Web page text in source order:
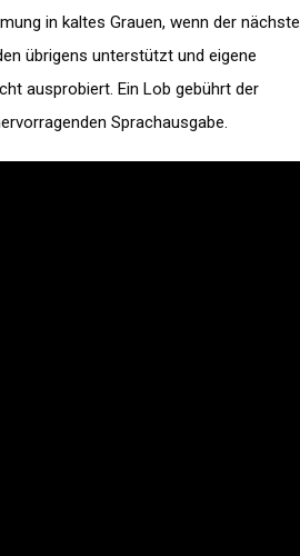
in kaltes Grauen, wenn der nächste
übrigens unterstützt und eigene
ausprobiert. Ein Lob gebührt der
Sprachausgabe.